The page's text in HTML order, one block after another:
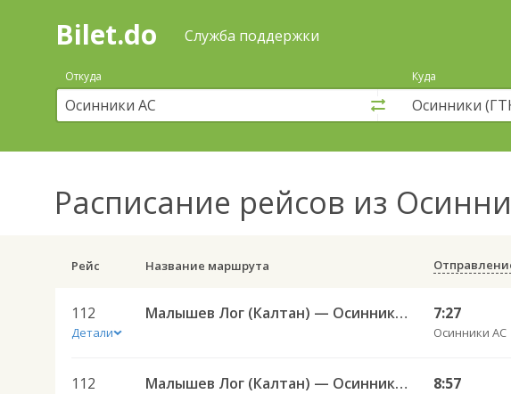
Поиск
покупка
билетов
автобус
онлайн
Bilet.do Служба поддержки
Откуда Куда
Расписание рейсов из
Рейс Название маршрута
112
Детали
Малышев Лог (Калтан) — Осинники Ефимова 112 7:27
Осинники АС
112 Малышев Лог (Калтан) — Осинники Ефимова 112 8:57